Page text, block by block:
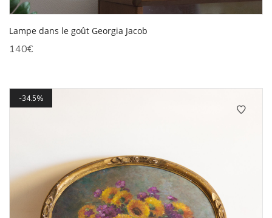
Lampe dans le goût Georgia Jacob
140€
34.5%